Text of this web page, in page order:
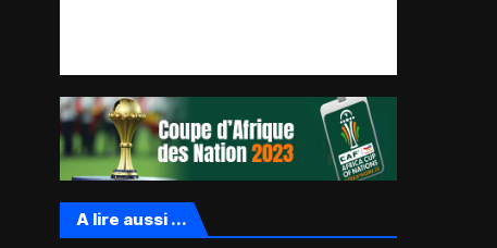
A lire aussi ...